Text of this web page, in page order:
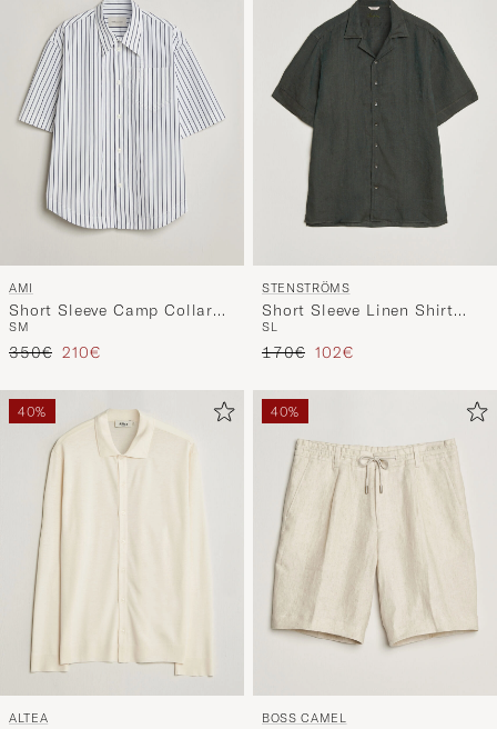
AMI
Short Sleeve Camp Collar
Shirt White/Blue
SM
Precio ordinario
350€ Precio reducido
210€
STENSTRÖMS
Short Sleeve Linen Shirt
Dark Green
SL
Precio ordinario
170€ Precio reducido
102€
40%
ALTEA
40%
BOSS CAMEL